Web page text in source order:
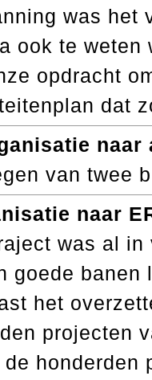
was het
ook te
opdracht
dat
naar
van twee
naar
was al
goede
het
projecten
honderden